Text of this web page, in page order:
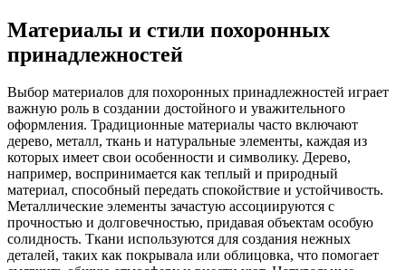
Материалы и стили похоронных
принадлежностей
Выбор материалов для похоронных принадлежностей играет
важную роль в создании достойного и уважительного
оформления. Традиционные материалы часто включают
дерево, металл, ткань и натуральные элементы, каждая из
которых имеет свои особенности и символику. Дерево,
например, воспринимается как теплый и природный
материал, способный передать спокойствие и устойчивость.
Металлические элементы зачастую ассоциируются с
прочностью и долговечностью, придавая объектам особую
солидность. Ткани используются для создания нежных
деталей, таких как покрывала или облицовка, что помогает